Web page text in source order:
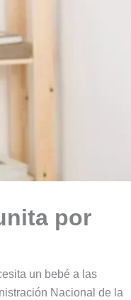
por
un bebé a las
Nacional de la